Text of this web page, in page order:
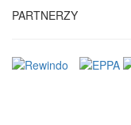
PARTNERZY